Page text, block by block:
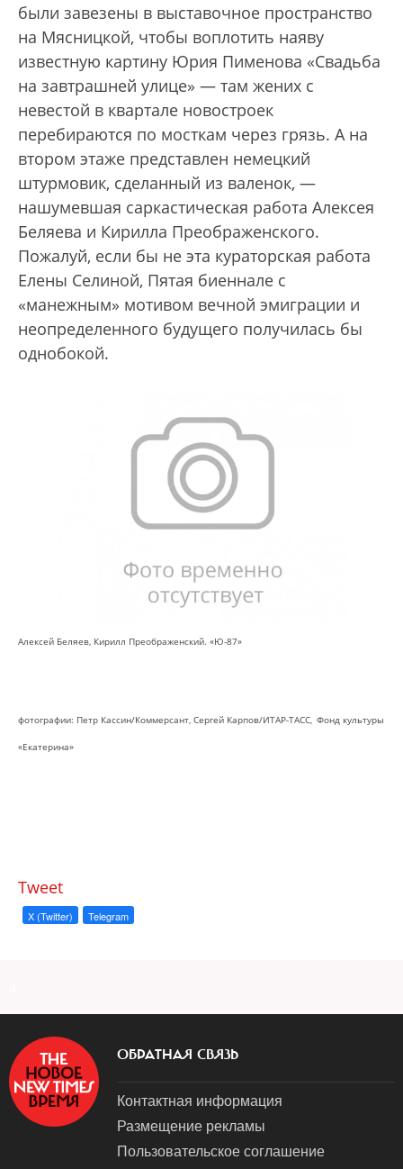
были завезены в выставочное пространство
на Мясницкой, чтобы воплотить наяву
известную картину Юрия Пименова «Свадьба
на завтрашней улице» — там жених с
невестой в квартале новостроек
перебираются по мосткам через грязь. А на
втором этаже представлен немецкий
штурмовик, сделанный из валенок, —
нашумевшая саркастическая работа Алексея
Беляева и Кирилла Преображенского.
Пожалуй, если бы не эта кураторская работа
Елены Селиной, Пятая биеннале с
«манежным» мотивом вечной эмиграции и
неопределенного будущего получилась бы
однобокой.
Алексей Беляев, Кирилл Преображенский. «Ю-87»
фотографии: Петр Кассин/Коммерсант, Сергей Карпов/ИТАР-ТАСС, Фонд культуры
«Екатерина»
Tweet
X (Twitter) Telegram
ОБРАТНАЯ СВЯЗЬ
Контактная информация
Размещение рекламы
Пользовательское соглашение